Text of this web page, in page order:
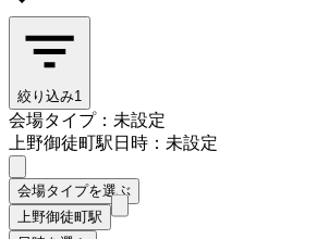
絞り込み1
会場タイプ：未設定
上野御徒町駅日時：未設定
会場タイプを選ぶ
上野御徒町駅